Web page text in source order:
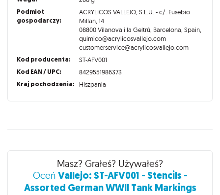
Podmiot
gospodarczy:
ACRYLICOS VALLEJO, S.L.U. - c/. Eusebio
Millan, 14
08800 Vilanova i la Geltrú, Barcelona, Spain,
quimico@acrylicosvallejo.com
customerservice@acrylicosvallejo.com
Kod producenta: ST-AFV001
Kod EAN / UPC: 8429551986373
Kraj pochodzenia: Hiszpania
Recenzje
Masz? Grałeś? Używałeś?
Oceń Vallejo: ST-AFV001 - Stencils -
Assorted German WWII Tank Markings